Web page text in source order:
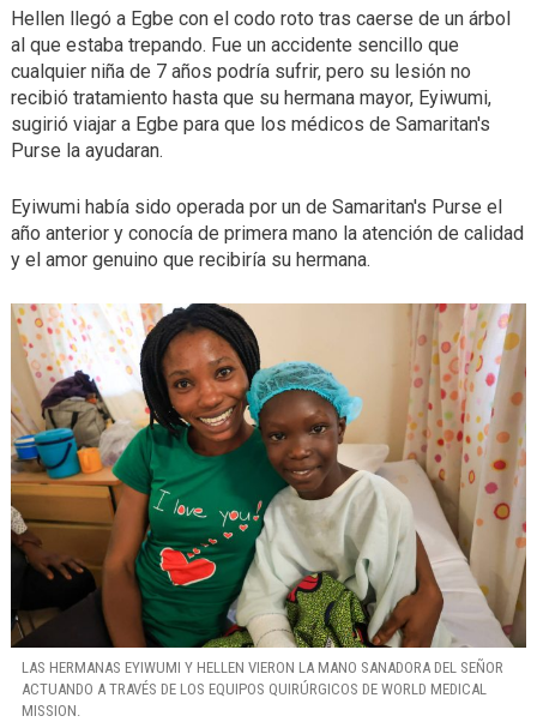
Hellen llegó a Egbe con el codo roto tras caerse de un árbol
al que estaba trepando. Fue un accidente sencillo que
cualquier niña de 7 años podría sufrir, pero su lesión no
recibió tratamiento hasta que su hermana mayor, Eyiwumi,
sugirió viajar a Egbe para que los médicos de Samaritan's
Purse la ayudaran.
Eyiwumi había sido operada por un de Samaritan's Purse el
año anterior y conocía de primera mano la atención de calidad
y el amor genuino que recibiría su hermana.
LAS HERMANAS EYIWUMI Y HELLEN VIERON LA MANO SANADORA DEL SEÑOR
ACTUANDO A TRAVÉS DE LOS EQUIPOS QUIRÚRGICOS DE WORLD MEDICAL
MISSION.